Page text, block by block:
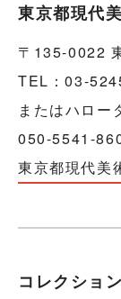
東京都現代
〒135-0022
TEL：03-
またはハロー
050-5541-
東京都現代美
コレクショ